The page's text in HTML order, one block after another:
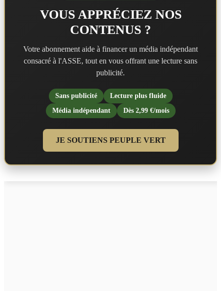
VOUS APPRÉCIEZ NOS
CONTENUS ?
Votre abonnement aide à financer un média indépendant
consacré à l'ASSE, tout en vous offrant une lecture sans
publicité.
Sans publicité
Lecture plus fluide
Média indépendant
Dès 2,99 €/mois
JE SOUTIENS PEUPLE VERT